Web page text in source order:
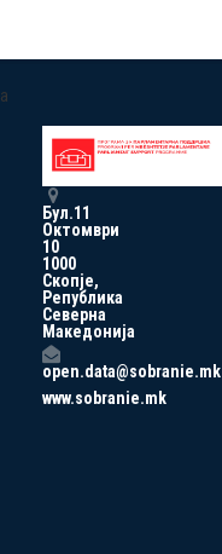
a
Бул.11
Октомври
10
1000
Скопје,
Република
Северна
Македонија
open.data@sobranie.mk
www.sobranie.mk